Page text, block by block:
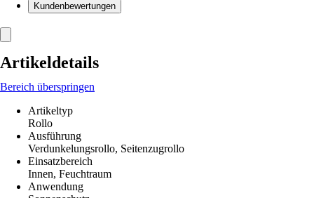
Kundenbewertungen
Artikeldetails
Bereich überspringen
Artikeltyp
Rollo
Ausführung
Verdunkelungsrollo, Seitenzugrollo
Einsatzbereich
Innen, Feuchtraum
Anwendung